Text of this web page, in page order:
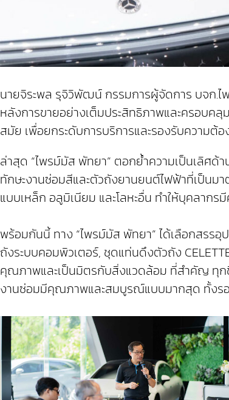
นายจิระพล รุจิวิพัฒน์ กรรมการผู้จัดการ บจก.ไ
หลังการขายอย่างเต็มประสิทธิภาพและครอบ
สมัย เพื่อยกระดับการบริการและรองรับความ
ล่าสุด “ไพรม์มัส พัทยา” ตอกย้ำความเป็นเลิศด้
ทักษะงานซ่อมสีและตัวถังยานยนต์ไฟฟ้าที่เป็น
แบบเหล็ก อลูมิเนียม และโลหะอื่น ทำให้บุคลากร
พร้อมกันนี้ ทาง “ไพรม์มัส พัทยา” ได้เลือกสรร
ถังระบบคอมพิวเตอร์, ชุดแท่นดึงตัวถัง
คุณภาพและเป็นมิตรกับสิ่งแวดล้อม ที่สำคัญ ทุก
งานซ่อมมีคุณภาพและสมบูรณ์แบบมากสุด ทั้งร